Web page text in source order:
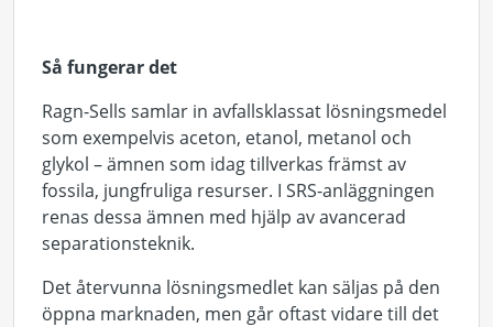
Så fungerar det
Ragn-Sells samlar in avfallsklassat lösningsmedel
som exempelvis aceton, etanol, metanol och
glykol – ämnen som idag tillverkas främst av
fossila, jungfruliga resurser. I SRS-anläggningen
renas dessa ämnen med hjälp av avancerad
separationsteknik.
Det återvunna lösningsmedlet kan säljas på den
öppna marknaden, men går oftast vidare till det